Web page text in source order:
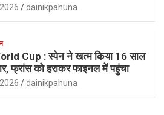
dainikpahuna
Cup : स्पेन ने खत्म किया 16 साल
फ्रांस को हराकर फाइनल में पहुंचा
dainikpahuna